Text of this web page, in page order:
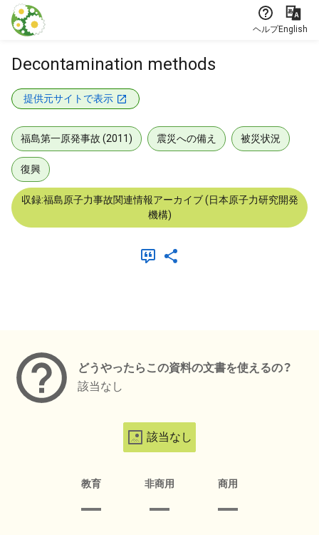
本文に飛ぶ
ヘルプEnglish
Decontamination methods
提供元サイトで表示
福島第一原発事故 (2011) 震災への備え 被災状況
復興
収録:福島原子力事故関連情報アーカイブ (日本原子力研究開発
機構)
どうやったらこの資料の文書を使えるの？
該当なし
該当なし
教育 非商用 商用